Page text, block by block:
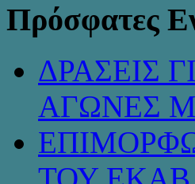
Πρόσφατες
ΔΡΑΣΕΙΣ
ΑΓΩΝΕΣ